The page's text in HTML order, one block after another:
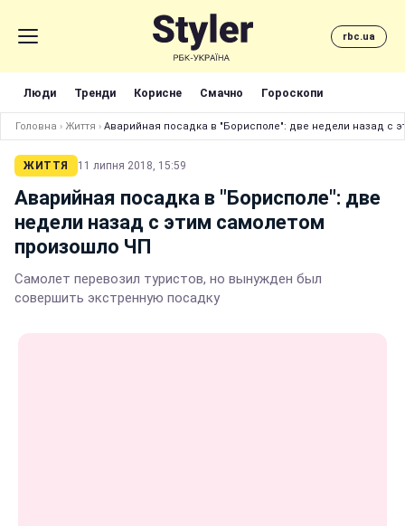
rbc.ua
Люди Тренди Корисне Смачно Гороскопи
Головна › Життя › Аварийная посадка в "Борисполе": две недели назад c
ЖИТТЯ 11 липня 2018, 15:59
Аварийная посадка в "Борисполе": две
недели назад c этим самолетом
произошло ЧП
Самолет перевозил туристов, но вынужден был
совершить экстренную посадку